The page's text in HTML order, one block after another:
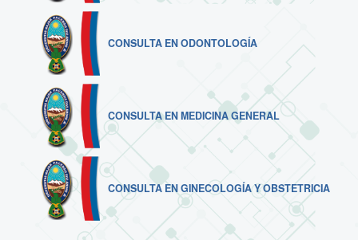
CONSULTA EN ODONTOLOGÍA
CONSULTA EN MEDICINA GENERAL
CONSULTA EN GINECOLOGÍA Y OBSTETRICIA